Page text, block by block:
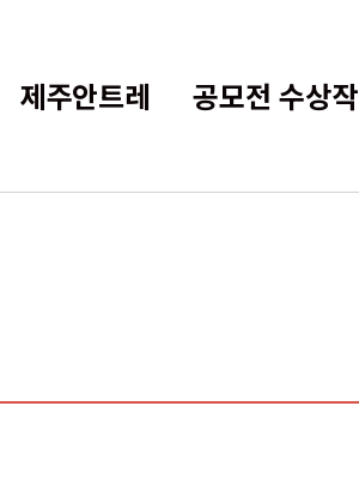
제주안트레 공모전 수상작